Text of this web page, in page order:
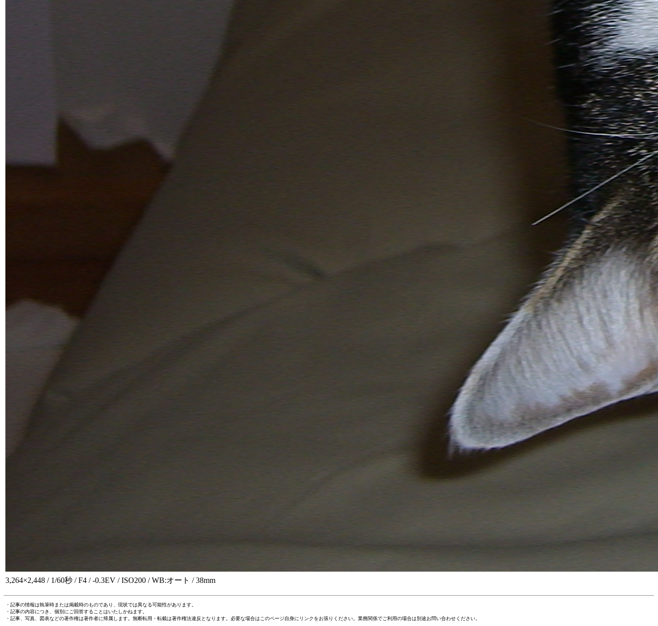
3,264×2,448 / 1/60秒 / F4 / -0.3EV / ISO200 / WB:オート / 38mm
・記事の情報は執筆時または掲載時のものであり、現状では異なる可能性があります。
・記事の内容につき、個別にご回答することはいたしかねます。
・記事、写真、図表などの著作権は著作者に帰属します。無断転用・転載は著作権法違反となります。必要な場合はこのページ自身にリンクをお張りください。業務関係でご利用の場合は別途お問い合わせください。